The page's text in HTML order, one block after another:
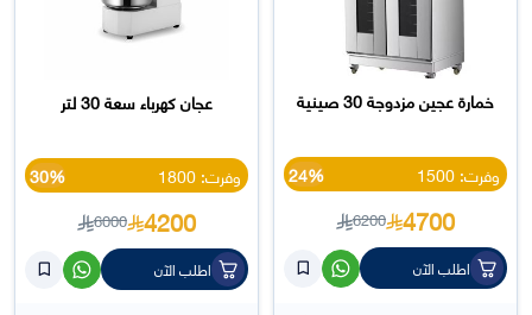
خمارة عجين مزدوجة 30 صينية
وفرت: 1500 24%
4700
6200
اطلب الآن
عجان كهرباء سعة 30 لتر
وفرت: 1800 30%
4200
6000
اطلب الآن